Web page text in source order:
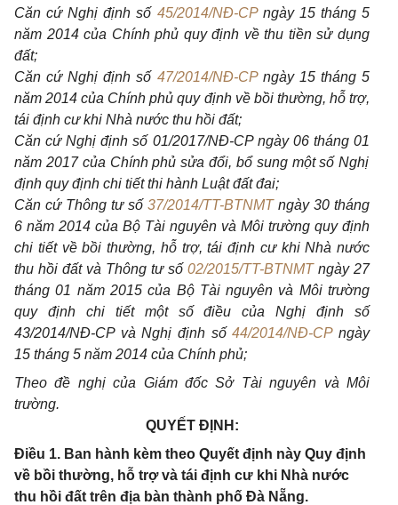
Căn cứ Nghị định số 45/2014/NĐ-CPngày 15 tháng 5
năm 2014 của Chính phủ quy định về thu tiền sử dụng
đất;
Căn cứ Nghị định số 47/2014/NĐ-CPngày 15 tháng 5
năm 2014 của Chính phủ quy định về bồi thường, hỗ trợ,
tái định cư khi Nhà nước thu hồi đất;
Căn cứ Nghị định số 01/2017/NĐ-CP ngày 06 tháng01
năm 2017 của Chính phủsửa đổi, bổ sung một số Nghị
định quy định chi tiết thi hành Luật đất đai;
Căn cứ Thông tư số 37/2014/TT-BTNMTngày 30 tháng
6 năm 2014 của Bộ Tài nguyên và Môi trường quy định
chi tiết về bồi thường, hỗ trợ, tái định cư khi Nhà nước
thu hồi đất và Thông tư số 02/2015/TT-BTNMTngày 27
tháng 01 năm 2015 của Bộ Tài nguyên và Môi trường
quy định chi tiết một số điều của Nghị định số
43/2014/NĐ-CP và Nghị định số44/2014/NĐ-CPngày
15 tháng 5 năm 2014 của Chính phủ;
Theo đề nghị của Giám đốc Sở Tài nguyên và Môi
trường.
QUYẾT ĐỊNH:
Điều 1. Ban hành kèm theo Quyết định này Quy định
về bồi thường, hỗ trợ và tái định cư khi Nhà nước
thu hồi đất trên địa bàn thành phố Đà Nẵng.